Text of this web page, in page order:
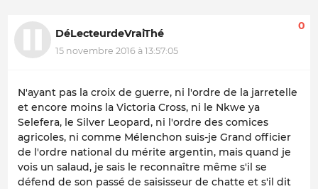
DéLecteurdeVraiThé
15 novembre 2016 à 13:57:05
0
N'ayant pas la croix de guerre, ni l'ordre de la jarretelle
et encore moins la Victoria Cross, ni le Nkwe ya
Selefera, le Silver Leopard, ni l'ordre des comices
agricoles, ni comme Mélenchon suis-je Grand officier
de l'ordre national du mérite argentin, mais quand je
vois un salaud, je sais le reconnaître même s'il se
défend de son passé de saisisseur de chatte et s'il dit